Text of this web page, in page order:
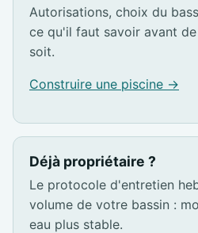
Autorisations, choix du
ce qu'il faut savoir avant
soit.
Construire une piscine →
Déjà propriétaire ?
Le protocole d'entretien
volume de votre bassin :
eau plus stable.